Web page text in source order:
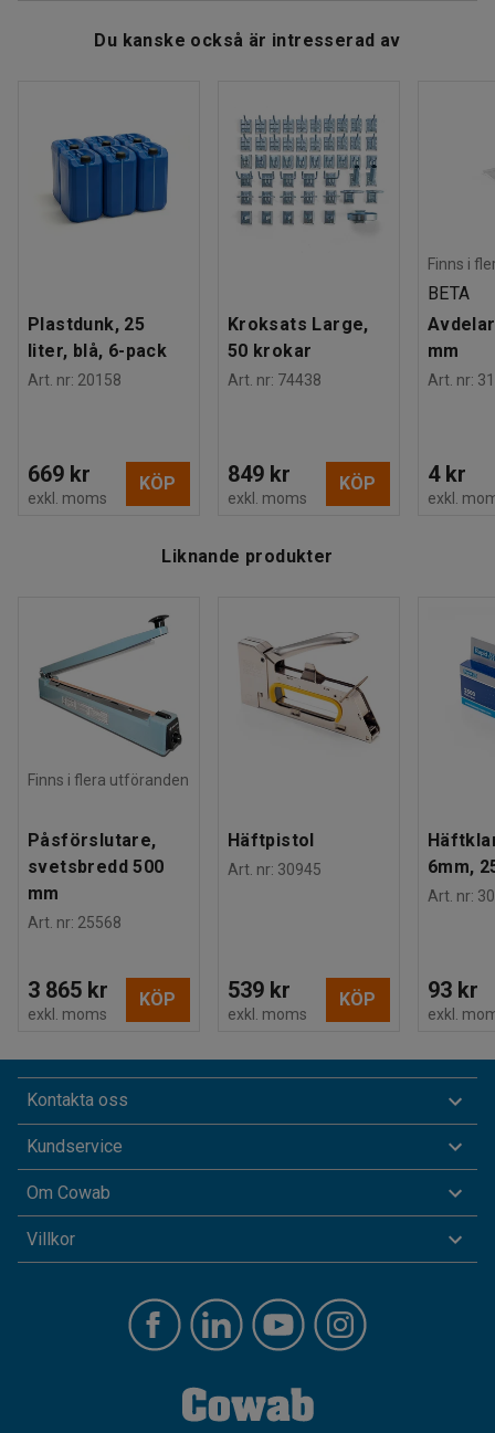
Kräver ingen förvärmning och kan användas direkt.
Svetstiden är steglöst ställbar med elektronisk timer.
Påsförslutaren underlättar för dig att skapa svetsade
slutprodukter från material som vinkelfolie, planfilm etc.
kg
Du kanske också är intresserad av
Plastdunk, 25
liter, blå, 6-pack
Art. nr: 20158
669 kr
exkl. moms
KÖP
Kroksats Large,
50 krokar
Art. nr: 74438
849 kr
exkl. moms
KÖP
Finns i
BETA
mm
Art. nr:
4 kr
exkl.
Liknande produkter
Finns i flera utföranden
Påsförslutare,
svetsbredd 500
mm
Art. nr: 25568
3 865 kr
exkl. moms
KÖP
Häftpistol
Art. nr: 30945
539 kr
exkl. moms
KÖP
6mm,
Art. nr:
93 kr
exkl.
Kontakta oss
Kundservice
Om Cowab
Villkor